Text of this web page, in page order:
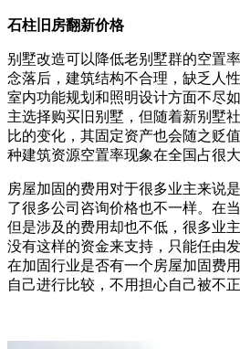
石柱旧房翻新价格
别墅改造可以降低老别墅群的空置
念落后，建筑结构不合理，缺乏人
室内功能规划和照明设计方面不尽
主选择购买旧别墅，但随着新别墅
比的变化，其固定资产也会随之贬
种建筑资源空置率现象在全国占很大
房屋加固的费用对于很多业主来说
了很多公司咨询价格也不一样。在
但是涉及的费用却也不低，很多业
没有这样的资金来支持，只能任由
在加固行业是否有一个房屋加固费
自己进行比较，不用担心自己被不